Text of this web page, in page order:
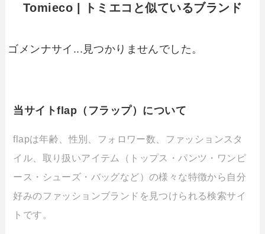
Tomieco | トミエコと似ているブランド
ゴメンナサイ...見つかりませんでした。
当サイトflap（フラップ）について
flapは年齢、性別、フォロワー数、ファッションスタ
イル、取り扱いアイテム（トップス・パンツ・ワンピ
ース・シューズ・バッグなど）の様々な特徴から自分
好みのファッションブランドを見つけられる検索サイ
トです。